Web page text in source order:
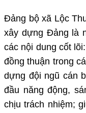
Đảng bộ xã Lộc
xây dựng Đảng là
các nội dung cốt
đồng thuận trong
dựng đội ngũ cán
đầu năng động,
chịu trách nhiệm;